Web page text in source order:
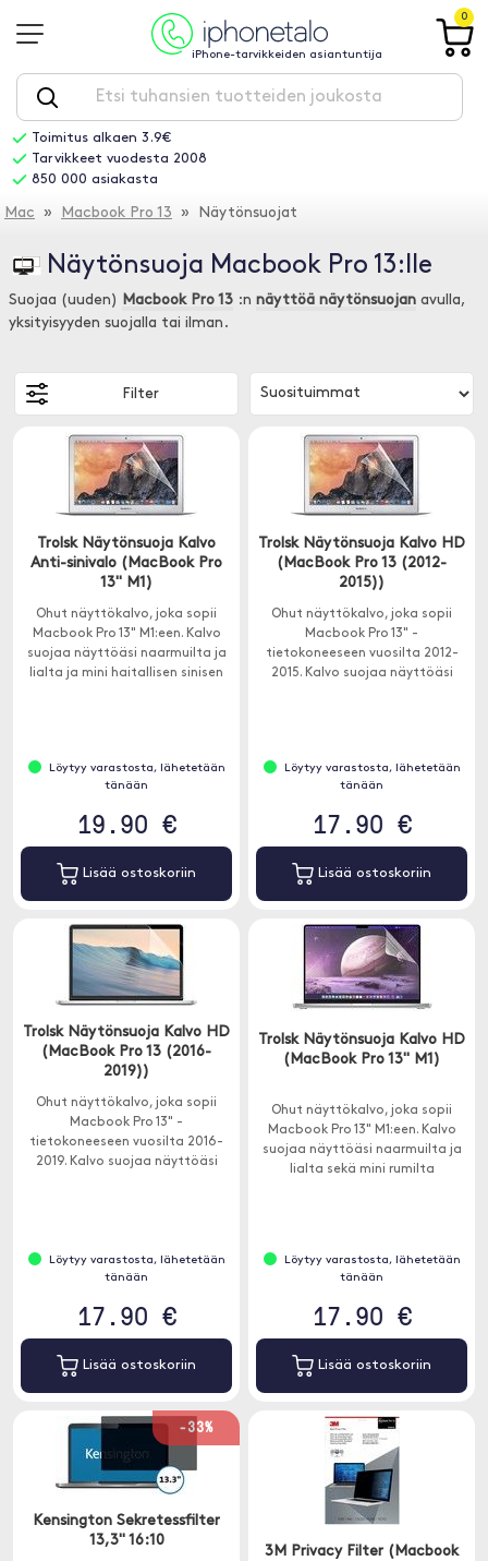
iPhone-tarvikkeiden asiantuntija
0
Toimitus alkaen 3.9€
Tarvikkeet vuodesta 2008
850 000 asiakasta
Mac » Macbook Pro 13 » Näytönsuojat
Näytönsuoja Macbook Pro 13:lle
Suojaa (uuden) Macbook Pro 13 :n näyttöä näytönsuojan avulla,
yksityisyyden suojalla tai ilman.
Filter
Trolsk Näytönsuoja Kalvo
Anti-sinivalo (MacBook Pro
13" M1)
Ohut näyttökalvo, joka sopii
Macbook Pro 13" M1:een. Kalvo
suojaa näyttöäsi naarmuilta ja
lialta ja mini haitallisen sinisen
Löytyy varastosta, lähetetään
tänään
19.90 €
Lisää ostoskoriin
Trolsk Näytönsuoja Kalvo HD
(MacBook Pro 13 (2012-
2015))
Ohut näyttökalvo, joka sopii
Macbook Pro 13" -
tietokoneeseen vuosilta 2012-
2015. Kalvo suojaa näyttöäsi
Löytyy varastosta, lähetetään
tänään
17.90 €
Lisää ostoskoriin
Trolsk Näytönsuoja Kalvo HD
(MacBook Pro 13 (2016-
2019))
Ohut näyttökalvo, joka sopii
Macbook Pro 13" -
tietokoneeseen vuosilta 2016-
2019. Kalvo suojaa näyttöäsi
Löytyy varastosta, lähetetään
tänään
17.90 €
Lisää ostoskoriin
Trolsk Näytönsuoja Kalvo HD
(MacBook Pro 13" M1)
Ohut näyttökalvo, joka sopii
Macbook Pro 13" M1:een. Kalvo
suojaa näyttöäsi naarmuilta ja
lialta sekä mini rumilta
Löytyy varastosta, lähetetään
tänään
17.90 €
Lisää ostoskoriin
-33%
Kensington Sekretessfilter
13,3" 16:10
3M Privacy Filter (Macbook